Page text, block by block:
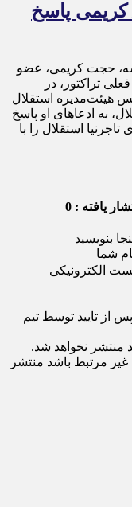
کریمی پاسخ
سه، حجت کریمی، عضو
تراکتور، در
هیئت‌مدیره استقلال
به ادعا‌های او پاسخ
استقلال را با
یافته : 0
بنویسید
شما
الکترونیکی
از تایید توسط تیم
منتشر نخواهد شد.
غیر مرتبط باشد منتشر